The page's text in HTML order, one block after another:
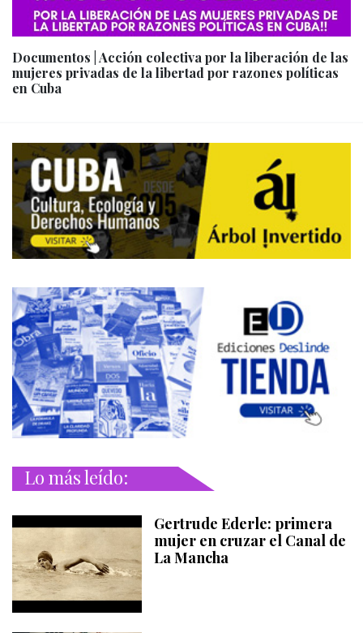
Documentos | Acción colectiva por la liberación de las
mujeres privadas de la libertad por razones políticas
en Cuba
Lo más leído:
Gertrude Ederle: primera
mujer en cruzar el Canal de
La Mancha